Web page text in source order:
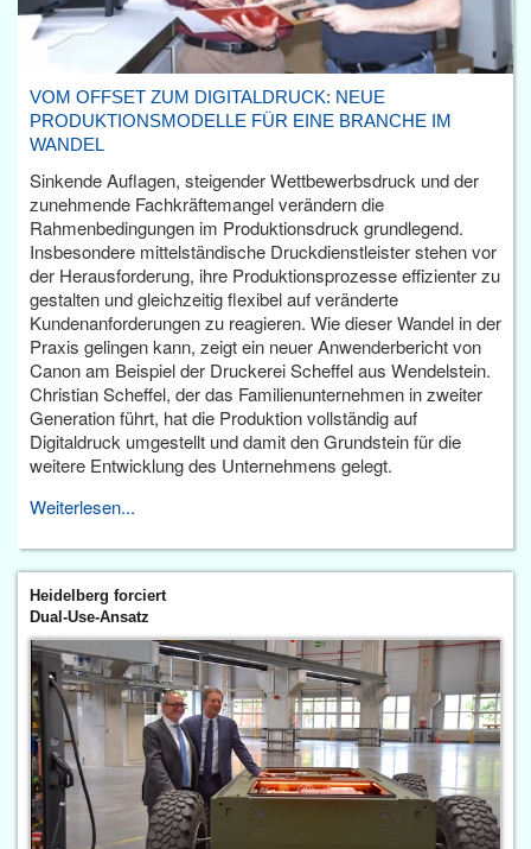
VOM OFFSET ZUM DIGITALDRUCK: NEUE
PRODUKTIONSMODELLE FÜR EINE BRANCHE IM
WANDEL
Sinkende Auflagen, steigender Wettbewerbsdruck und der
zunehmende Fachkräftemangel verändern die
Rahmenbedingungen im Produktionsdruck grundlegend.
Insbesondere mittelständische Druckdienstleister stehen vor
der Herausforderung, ihre Produktionsprozesse effizienter zu
gestalten und gleichzeitig flexibel auf veränderte
Kundenanforderungen zu reagieren. Wie dieser Wandel in der
Praxis gelingen kann, zeigt ein neuer Anwenderbericht von
Canon am Beispiel der Druckerei Scheffel aus Wendelstein.
Christian Scheffel, der das Familienunternehmen in zweiter
Generation führt, hat die Produktion vollständig auf
Digitaldruck umgestellt und damit den Grundstein für die
weitere Entwicklung des Unternehmens gelegt.
Weiterlesen...
Heidelberg forciert
Dual-Use-Ansatz